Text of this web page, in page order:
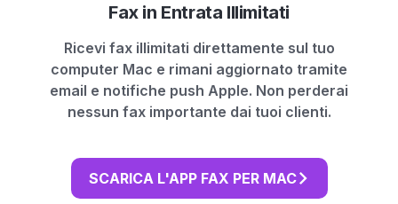
Fax in Entrata Illimitati
Ricevi fax illimitati direttamente sul tuo
computer Mac e rimani aggiornato tramite
email e notifiche push Apple. Non perderai
nessun fax importante dai tuoi clienti.
SCARICA L'APP FAX PER MAC